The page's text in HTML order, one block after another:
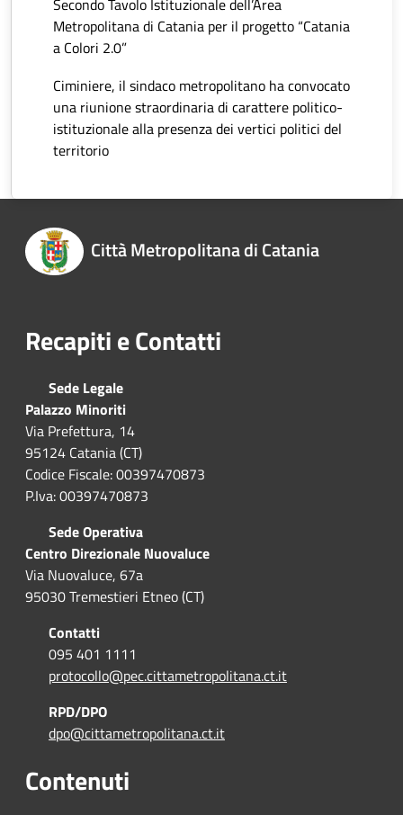
Metropolitana di Catania per il progetto “Catania
a Colori 2.0”
Ciminiere, il sindaco metropolitano ha convocato
una riunione straordinaria di carattere politico-
istituzionale alla presenza dei vertici politici del
territorio
Città Metropolitana di Catania
Recapiti e Contatti
Sede Legale
Palazzo Minoriti
Via Prefettura, 14
95124 Catania (CT)
Codice Fiscale: 00397470873
P.Iva: 00397470873
Sede Operativa
Centro Direzionale Nuovaluce
Via Nuovaluce, 67a
95030 Tremestieri Etneo (CT)
Contatti
095 401 1111
protocollo@pec.cittametropolitana.ct.it
RPD/DPO
dpo@cittametropolitana.ct.it
Contenuti